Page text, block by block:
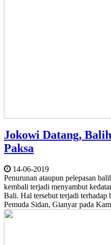
Jokowi Datang,
Paksa
14-06-2019
Penurunan ataupun pelepasan
kembali terjadi menyambut
Bali. Hal tersebut terjadi
Pemuda Sidan, Gianyar pada